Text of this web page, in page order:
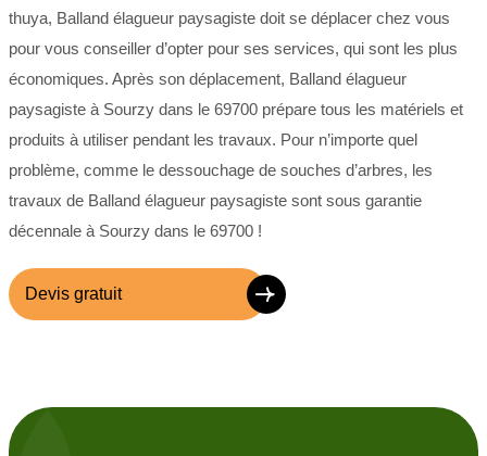
thuya, Balland élagueur paysagiste doit se déplacer chez vous
pour vous conseiller d’opter pour ses services, qui sont les plus
économiques. Après son déplacement, Balland élagueur
paysagiste à Sourzy dans le 69700 prépare tous les matériels et
produits à utiliser pendant les travaux. Pour n’importe quel
problème, comme le dessouchage de souches d’arbres, les
travaux de Balland élagueur paysagiste sont sous garantie
décennale à Sourzy dans le 69700 !
Devis gratuit